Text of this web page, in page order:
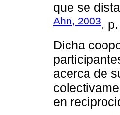
que se
Ahn, 2003,
Dicha
acerca de
en